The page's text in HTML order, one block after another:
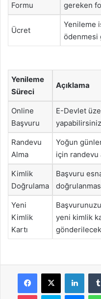
Formu
gereken
Ücret
Yenileme
ödenmesi
Yenileme
Süreci
Açıklama
Online
Başvuru
E-Devlet
Randevu
Alma
Yoğun
için randevu
Kimlik
Doğrulama
Başvuru
Yeni
Kimlik
Kartı
yeni kimlik
Facebook
X
Pocket Skype